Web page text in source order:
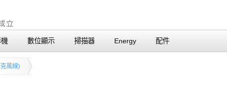
數位顯示 掃描器 Energy 配件
風線)